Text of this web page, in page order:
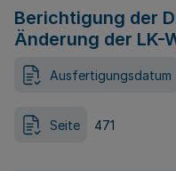
Berichtigung der
Änderung der LK-
Ausfertigungsdatum
Seite 471